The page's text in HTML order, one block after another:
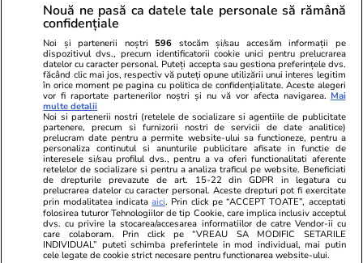
Aproape 3 milioane de români
vor suporta temperaturi de 41
de grade Celsius la umbră,
miercuri și joi. Când se răcește
și revin ploile
Știri România 13:45
Un tânăr român a murit în Italia
când culegea roșii pe câmp, la
40 de grade Celsius
Nouă ne pasă ca datele tale personale să rămână
confidențiale
Noi și partenerii noștri 596 stocăm și/sau accesăm informații pe
dispozitivul dvs., precum identificatorii cookie unici pentru prelucrarea
datelor cu caracter personal. Puteți accepta sau gestiona preferințele dvs.
făcând clic mai jos, respectiv vă puteți opune utilizării unui interes legitim
în orice moment pe pagina cu politica de confidențialitate. Aceste alegeri
vor fi raportate partenerilor noștri și nu vă vor afecta navigarea. Mai
multe detalii
Noi si partenerii nostri (retelele de socializare si agentiile de publicitate
partenere, precum si furnizorii nostri de servicii de date analitice)
prelucram date pentru a permite website-ului sa functioneze, pentru a
personaliza continutul si anunturile publicitare afisate in functie de
interesele si/sau profilul dvs., pentru a va oferi functionalitati aferente
retelelor de socializare si pentru a analiza traficul pe website. Beneficiati
de drepturile prevazute de art. 15-22 din GDPR in legatura cu
prelucrarea datelor cu caracter personal. Aceste drepturi pot fi exercitate
prin modalitatea indicataaici. Prin click pe “ACCEPT TOATE”, acceptati
folosirea tuturor Tehnologiilor de tip Cookie, care implica inclusiv acceptul
dvs. cu privire la stocarea/accesarea informatiilor de catre Vendor-ii cu
care colaboram. Prin click pe “VREAU SA MODIFIC SETARILE
INDIVIDUAL” puteti schimba preferintele in mod individual, mai putin
cele legate de cookie strict necesare pentru functionarea website-ului.